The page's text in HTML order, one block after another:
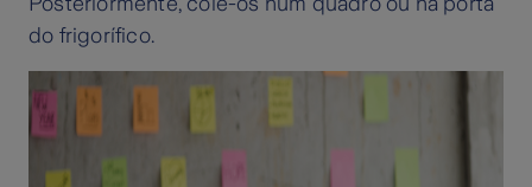
do frigorífico.